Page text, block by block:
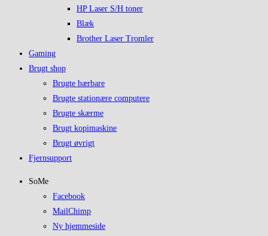
HP Laser S/H toner
Blæk
Brother Laser Tromler
Gaming
Brugt shop
Brugte bærbare
Brugte stationære computere
Brugte skærme
Brugt kopimaskine
Brugt øvrigt
Fjernsupport
SoMe
Facebook
MailChimp
Ny hjemmeside